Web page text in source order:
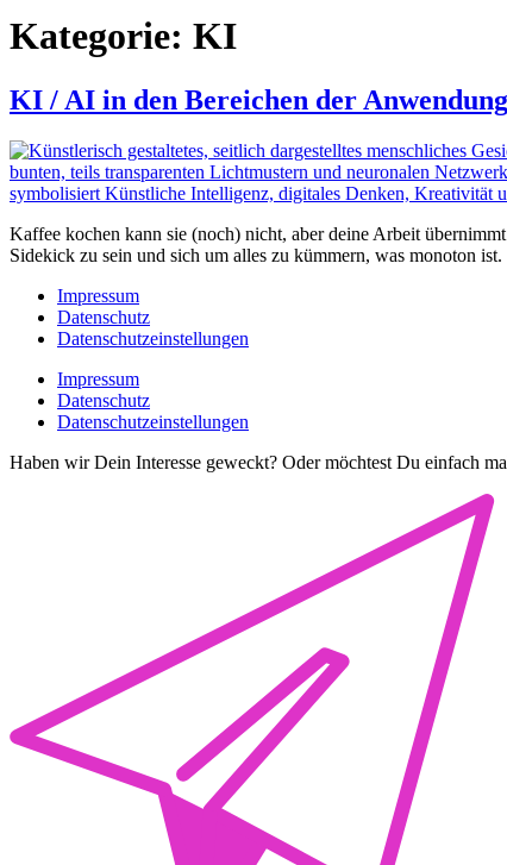
Kategorie: KI
KI / AI in den Bereichen der Anwendung
Kaffee kochen kann sie (noch) nicht, aber deine Arbeit
Sidekick zu sein und sich um alles zu kümmern, was monoton
Impressum
Datenschutz
Datenschutzeinstellungen
Impressum
Datenschutz
Datenschutzeinstellungen
Haben wir Dein Interesse geweckt? Oder möchtest Du einfach